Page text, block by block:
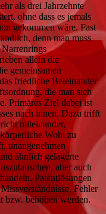
als drei Jahrzehnte
ohne dass es jemals
gekommen wäre. Fast
denn man muss
Narrenrings
allein die
gemeinsamen
friedliche Beieinander
die man sich
Primäres Ziel dabei ist
nach innen. Dazu trifft
miteinander,
Wohl zu
unangenehmen
ähnlich gelagerte
aber auch
Patentlösungen
Fehler
bzw. behoben werden.